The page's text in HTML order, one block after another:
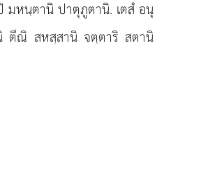
มหนฺตานิ ปาตุภูตานิ. เตสํ อนุ
ตีณิ สหสฺสานิ จตฺตาริ สตานิ